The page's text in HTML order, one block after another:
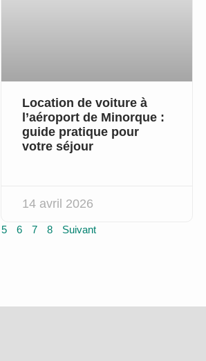
Location de voiture à
l’aéroport de Minorque :
guide pratique pour
votre séjour
14 avril 2026
5 6 7 8 Suivant